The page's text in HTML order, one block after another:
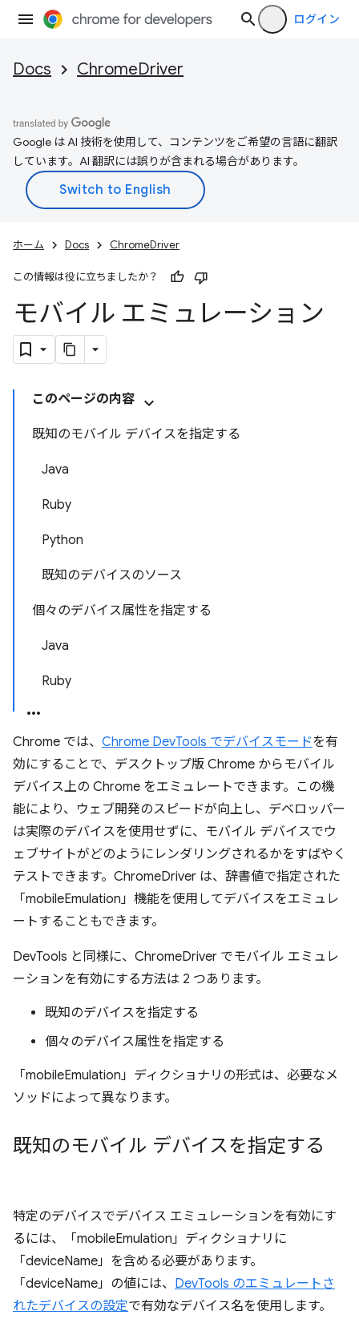
ログイン
Docs ChromeDriver
Google は AI 技術を使用して、コンテンツをご希望の言語に翻訳
しています。AI 翻訳には誤りが含まれる場合があります。
ホーム Docs ChromeDriver
この情報は役に立ちましたか？
モバイル エミュレーション
このページの内容
既知のモバイル デバイスを指定する
Java
Ruby
Python
既知のデバイスのソース
個々のデバイス属性を指定する
Java
Ruby
Chrome では、 Chrome DevTools でデバイスモードを有
効にすることで、デスクトップ版 Chrome からモバイル
デバイス上の Chrome をエミュレートできます。この機
能により、ウェブ開発のスピードが向上し、デベロッパー
は実際のデバイスを使用せずに、モバイル デバイスでウ
ェブサイトがどのようにレンダリングされるかをすばやく
テストできます。ChromeDriver は、辞書値で指定された
「mobileEmulation」機能を使用してデバイスをエミュレ
ートすることもできます。
DevTools と同様に、ChromeDriver でモバイル エミュレ
ーションを有効にする方法は 2 つあります。
既知のデバイスを指定する
個々のデバイス属性を指定する
「mobileEmulation」ディクショナリの形式は、必要なメ
ソッドによって異なります。
既知のモバイル デバイスを指定する
特定のデバイスでデバイス エミュレーションを有効にす
るには、「mobileEmulation」ディクショナリに
「deviceName」を含める必要があります。
「deviceName」の値には、 DevTools のエミュレートさ
れたデバイスの設定で有効なデバイス名を使用します。